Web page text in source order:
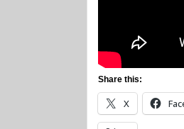
Share this:
X